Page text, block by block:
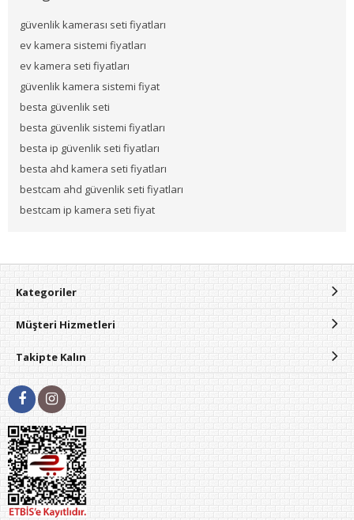
güvenlik kamerası seti fiyatları
ev kamera sistemi fiyatları
ev kamera seti fiyatları
güvenlik kamera sistemi fiyat
besta güvenlik seti
besta güvenlik sistemi fiyatları
besta ip güvenlik seti fiyatları
besta ahd kamera seti fiyatları
bestcam ahd güvenlik seti fiyatları
bestcam ip kamera seti fiyat
Kategoriler
Müşteri Hizmetleri
Takipte Kalın